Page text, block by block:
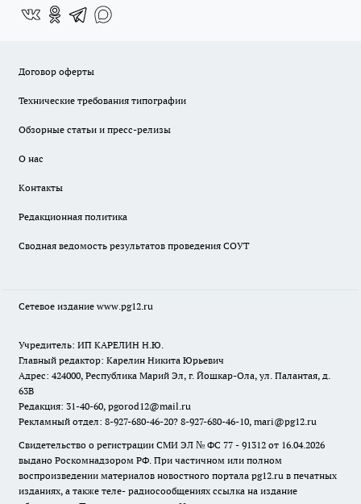
Договор оферты
Технические требования типографии
Обзорные статьи и пресс-релизы
О нас
Контакты
Редакционная политика
Сводная ведомость результатов проведения СОУТ
Сетевое издание www.pg12.ru
Учредитель: ИП КАРЕЛИН Н.Ю.
Главный редактор: Карелин Никита Юрьевич
Адрес: 424000, Республика Марий Эл, г. Йошкар-Ола, ул. Палантая, д.
63В
Редакция: 31-40-60, pgorod12@mail.ru
Рекламный отдел: 8-927-680-46-20? 8-927-680-46-10, mari@pg12.ru
Свидетельство о регистрации СМИ ЭЛ № ФС 77 - 91312 от 16.04.2026
выдано Роскомнадзором РФ. При частичном или полном
воспроизведении материалов новостного портала pg12.ru в печатных
изданиях, а также теле- радиосообщениях ссылка на издание